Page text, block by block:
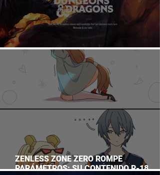
DUNGEONS & DRAGONS ¿TE ATREVES?
ZENLESS ZONE ZERO ROMPE
PARÁMETROS: SU CONTENIDO R-18